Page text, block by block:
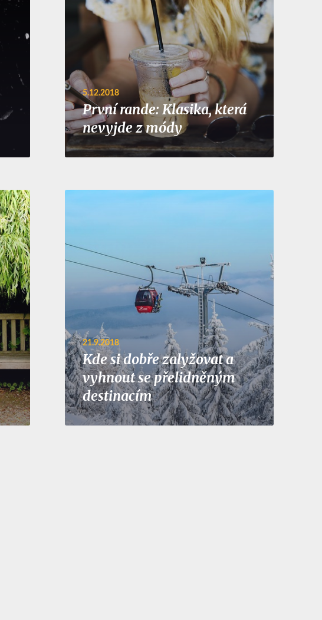
5.12.2018
První rande: Klasika, která
nevyjde z módy
21.9.2018
Kde si dobře zalyžovat a
vyhnout se přelidněným
destinacím